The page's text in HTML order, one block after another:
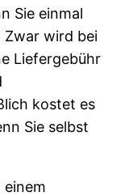
Sie einmal
Zwar wird bei
Liefergebühr
kostet es
Sie selbst
einem